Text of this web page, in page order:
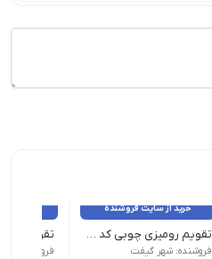
خرید از سایت فروشنده
تقویم رومیزی چوبی کد TA-SH71
فروشنده: شهر گیفت
وزن 50 گرم نام محصول| تقویم رو میزی پیتیکو کد 778| ابعاد 12×12| نوع صحافی| فنری
فروشنده: